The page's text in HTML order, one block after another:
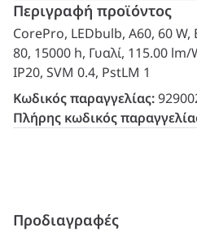
Περιγραφή προϊόντος
CorePro, LEDbulb, A60, 60 W,
80, 15000 h, Γυαλί, 115.00 lm/
IP20, SVM 0.4, PstLM 1
Κωδικός παραγγελίας:
Πλήρης κωδικός
Προδιαγραφές